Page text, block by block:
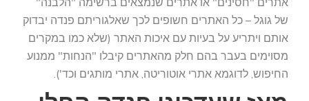
של גוגל – כל האתרים חשופים לכך שאלגוריתם פנדה יבדוק
אותם ויתריע על בעיות עם איכות האתר (שלא כמו במקרים
מסוימים בעבר בהם חלק מהאתרים קיבלו "הנחות" ממנוע
החיפוש, לדוגמא אתרי אוטוריטה, אתרי מותגים וכד').